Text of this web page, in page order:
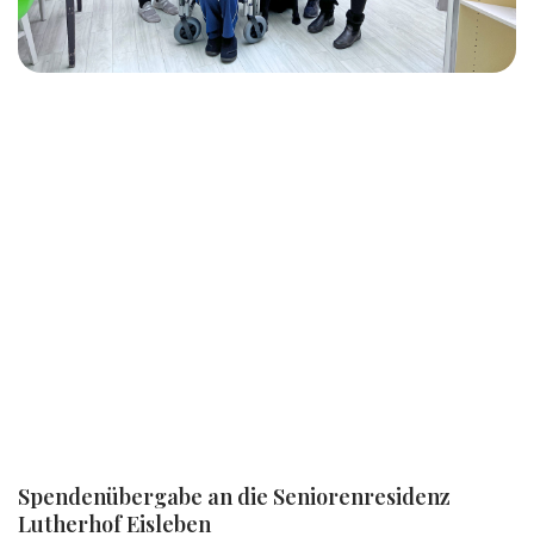
Spendenübergabe an die Seniorenresidenz
Lutherhof Eisleben